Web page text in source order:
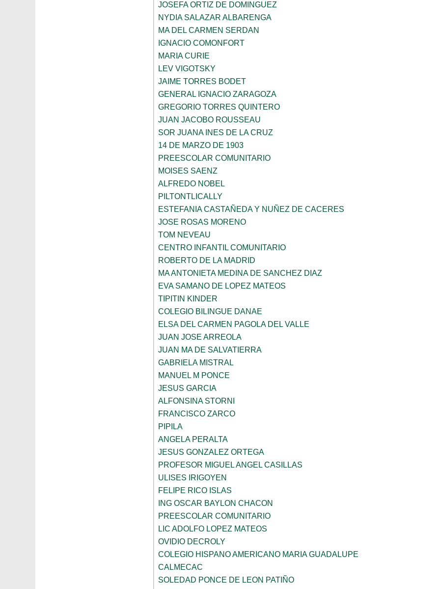
JOSEFA ORTIZ DE DOMINGUEZ
NYDIA SALAZAR ALBARENGA
MA DEL CARMEN SERDAN
IGNACIO COMONFORT
MARIA CURIE
LEV VIGOTSKY
JAIME TORRES BODET
GENERAL IGNACIO ZARAGOZA
GREGORIO TORRES QUINTERO
JUAN JACOBO ROUSSEAU
SOR JUANA INES DE LA CRUZ
14 DE MARZO DE 1903
PREESCOLAR COMUNITARIO
MOISES SAENZ
ALFREDO NOBEL
PILTONTLICALLY
ESTEFANIA CASTAÑEDA Y NUÑEZ DE CACERES
JOSE ROSAS MORENO
TOM NEVEAU
CENTRO INFANTIL COMUNITARIO
ROBERTO DE LA MADRID
MA ANTONIETA MEDINA DE SANCHEZ DIAZ
EVA SAMANO DE LOPEZ MATEOS
TIPITIN KINDER
COLEGIO BILINGUE DANAE
ELSA DEL CARMEN PAGOLA DEL VALLE
JUAN JOSE ARREOLA
JUAN MA DE SALVATIERRA
GABRIELA MISTRAL
MANUEL M PONCE
JESUS GARCIA
ALFONSINA STORNI
FRANCISCO ZARCO
PIPILA
ANGELA PERALTA
JESUS GONZALEZ ORTEGA
PROFESOR MIGUEL ANGEL CASILLAS
ULISES IRIGOYEN
FELIPE RICO ISLAS
ING OSCAR BAYLON CHACON
PREESCOLAR COMUNITARIO
LIC ADOLFO LOPEZ MATEOS
OVIDIO DECROLY
COLEGIO HISPANO AMERICANO MARIA GUADALUPE
CALMECAC
SOLEDAD PONCE DE LEON PATIÑO